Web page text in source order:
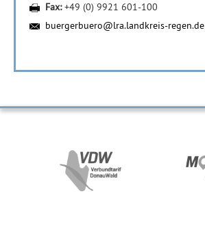
Fax:+49 (0) 9921 601-100
buergerbuero@lra.landkreis-regen.de